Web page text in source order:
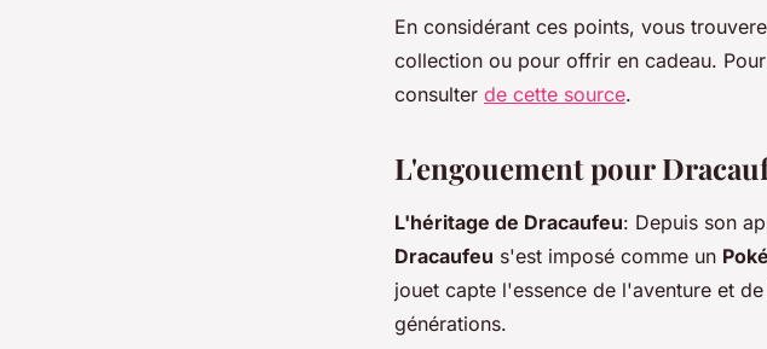
En considérant ces points, vous
collection ou pour offrir en cadeau.
consulter de cette source.
L'engouement pour
L'héritage de Dracaufeu: Depuis son
Dracaufeu s'est imposé comme un
jouet capte l'essence de l'aventure et
générations.